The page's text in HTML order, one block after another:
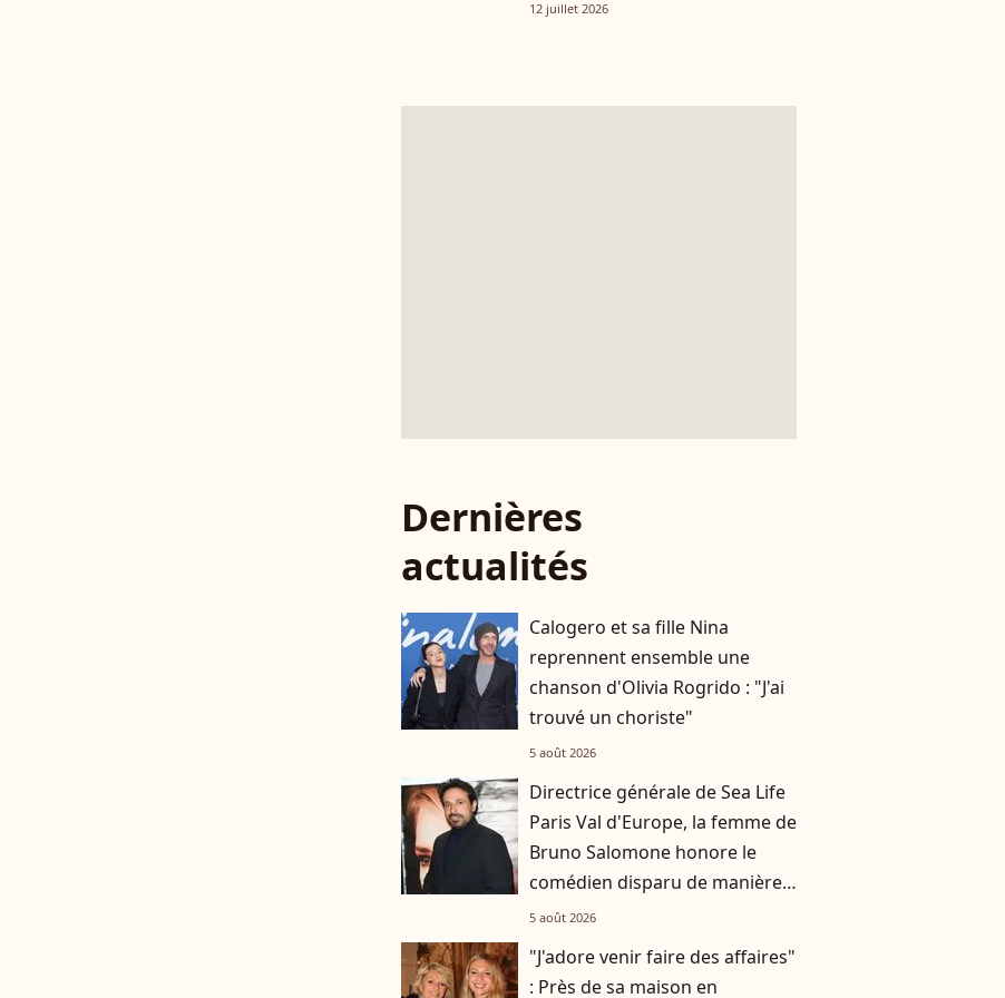
12 juillet 2026
Dernières
actualités
Calogero et sa fille Nina
reprennent ensemble une
chanson d'Olivia Rogrido : "J'ai
trouvé un choriste"
5 août 2026
Directrice générale de Sea Life
Paris Val d'Europe, la femme de
Bruno Salomone honore le
comédien disparu de manière
originale
5 août 2026
"J'adore venir faire des affaires"
: Près de sa maison en